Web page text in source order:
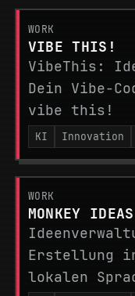
WORK
VIBE THIS!
VibeThis:
Dein Vibe-
vibe this!
KI Innovation
WORK
MONKEY IDEAS
Erstellung
lokalen